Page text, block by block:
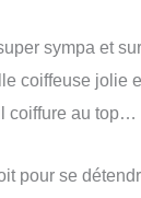
sympa et
coiffeuse jolie
coiffure au top…
pour se